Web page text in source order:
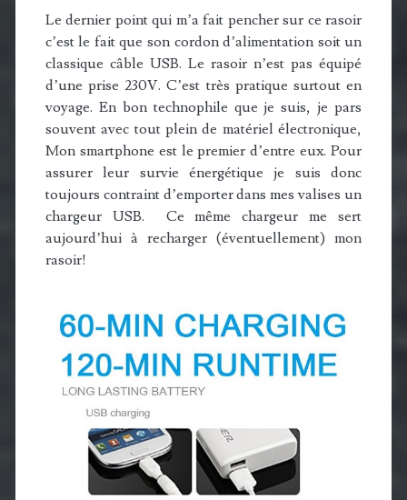
Le dernier point qui m’a fait pencher sur ce rasoir
c’est le fait que son cordon d’alimentation soit un
classique câble USB. Le rasoir n’est pas équipé
d’une prise 230V. C’est très pratique surtout en
voyage. En bon technophile que je suis, je pars
souvent avec tout plein de matériel électronique,
Mon smartphone est le premier d’entre eux. Pour
assurer leur survie énergétique je suis donc
toujours contraint d’emporter dans mes valises un
chargeur USB. Ce même chargeur me sert
aujourd’hui à recharger (éventuellement) mon
rasoir!